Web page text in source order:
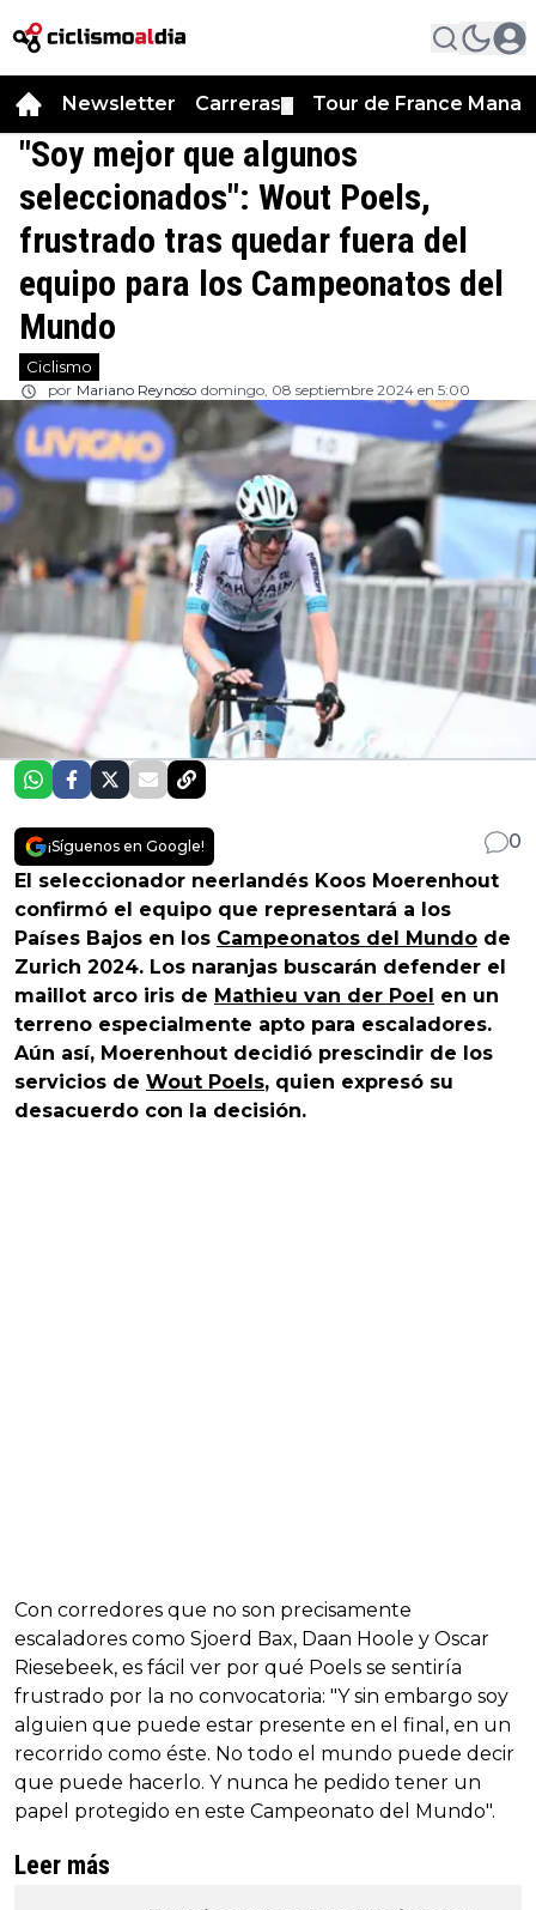
Newsletter Carreras Tour de France
"Soy mejor que algunos
seleccionados": Wout Poels,
frustrado tras quedar fuera del
equipo para los Campeonatos del
Mundo
Ciclismo
por Mariano Reynoso domingo, 08 septiembre 2024 en 5:00
¡Síguenos en Google!
0
El seleccionador neerlandés Koos Moerenhout
confirmó el equipo que representará a los
Países Bajos en los Campeonatos del Mundo de
Zurich 2024. Los naranjas buscarán defender el
maillot arco iris de Mathieu van der Poel en un
terreno especialmente apto para escaladores.
Aún así, Moerenhout decidió prescindir de los
servicios de Wout Poels, quien expresó su
desacuerdo con la decisión.
Con corredores que no son precisamente
escaladores como Sjoerd Bax, Daan Hoole y Oscar
Riesebeek, es fácil ver por qué Poels se sentiría
frustrado por la no convocatoria: "Y sin embargo soy
alguien que puede estar presente en el final, en un
recorrido como éste. No todo el mundo puede decir
que puede hacerlo. Y nunca he pedido tener un
papel protegido en este Campeonato del Mundo".
Leer más